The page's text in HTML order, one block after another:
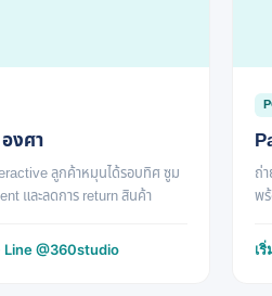
งศา
ลูกค้าหมุนได้รอบทิศ ซูม
และลดการ return สินค้า
@360studio
ถ่
พ
เ